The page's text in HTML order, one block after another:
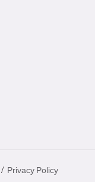
/ Privacy Policy